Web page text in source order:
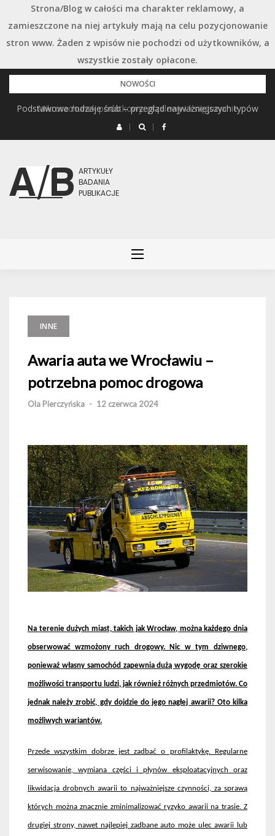
Strona/Blog w całości ma charakter reklamowy, a
zamieszczone na niej artykuły mają na celu pozycjonowanie
stron www. Żaden z wpisów nie pochodzi od użytkowników, a
wszystkie zostały opłacone.
Przejdź
do
treści
NOWOŚCI
Mikrorachunek podatkowy: przelewy i księgowanie
Podstawowe rodzaje śrub – przegląd najważniejszych typów
INNE
Awaria auta we Wrocławiu –
potrzebna pomoc drogowa
Ola Pierczyńska - 12 czerwca 2024
Na terenie dużych miast, takich jak Wrocław, można każdego dnia
obserwować wzmożony ruch drogowy. Nic w tym dziwnego,
ponieważ własny samochód zapewnia dużą wygodę oraz szerokie
możliwości transportu ludzi, jak również różnych przedmiotów. Co
jednak należy zrobić, gdy dojdzie do jego nagłej awarii? Oto kilka
możliwych wariantów.
Przede wszystkim dobrze jest zadbać o profilaktykę. Regularne
serwisowanie, wymiana części i płynów eksploatacyjnych oraz
likwidacja drobnych awarii to najważniejsze czynności, za sprawą
których można znacznie zminimalizować ryzyko awarii na trasie. Z
drugiej strony, nawet najlepiej zadbane auto może ulec awarii lub